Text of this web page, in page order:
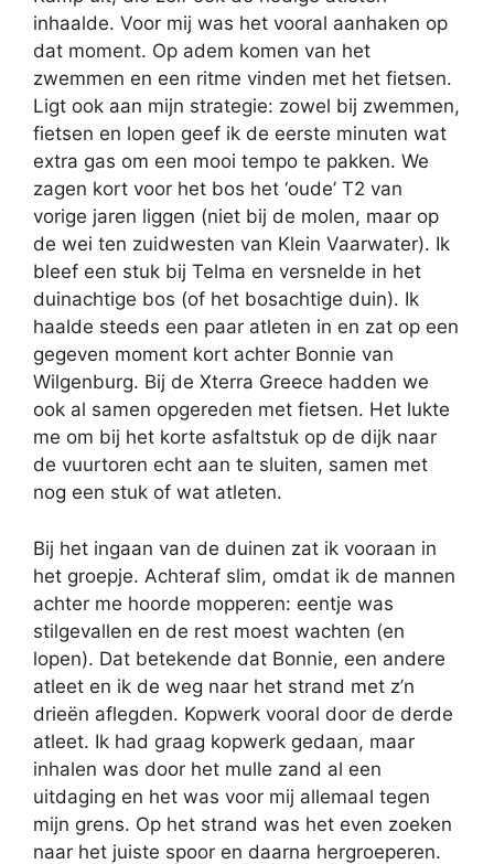
inhaalde. Voor mij was het vooral aanhaken op
dat moment. Op adem komen van het
zwemmen en een ritme vinden met het fietsen.
Ligt ook aan mijn strategie: zowel bij zwemmen,
fietsen en lopen geef ik de eerste minuten wat
extra gas om een mooi tempo te pakken. We
zagen kort voor het bos het ‘oude’ T2 van
vorige jaren liggen (niet bij de molen, maar op
de wei ten zuidwesten van Klein Vaarwater). Ik
bleef een stuk bij Telma en versnelde in het
duinachtige bos (of het bosachtige duin). Ik
haalde steeds een paar atleten in en zat op een
gegeven moment kort achter Bonnie van
Wilgenburg. Bij de Xterra Greece hadden we
ook al samen opgereden met fietsen. Het lukte
me om bij het korte asfaltstuk op de dijk naar
de vuurtoren echt aan te sluiten, samen met
nog een stuk of wat atleten.
Bij het ingaan van de duinen zat ik vooraan in
het groepje. Achteraf slim, omdat ik de mannen
achter me hoorde mopperen: eentje was
stilgevallen en de rest moest wachten (en
lopen). Dat betekende dat Bonnie, een andere
atleet en ik de weg naar het strand met z’n
drieën aflegden. Kopwerk vooral door de derde
atleet. Ik had graag kopwerk gedaan, maar
inhalen was door het mulle zand al een
uitdaging en het was voor mij allemaal tegen
mijn grens. Op het strand was het even zoeken
naar het juiste spoor en daarna hergroeperen.